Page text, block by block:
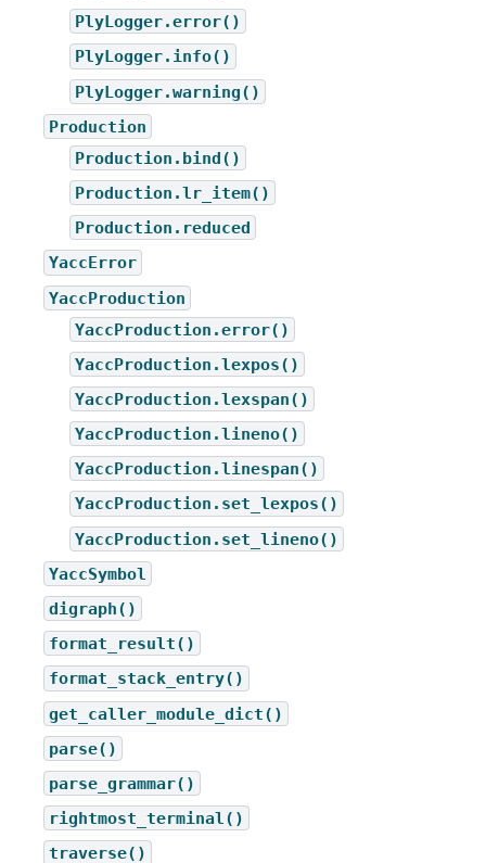
PlyLogger.error()
PlyLogger.info()
PlyLogger.warning()
Production
Production.bind()
Production.lr_item()
Production.reduced
YaccError
YaccProduction
YaccProduction.error()
YaccProduction.lexpos()
YaccProduction.lexspan()
YaccProduction.lineno()
YaccProduction.linespan()
YaccProduction.set_lexpos()
YaccProduction.set_lineno()
YaccSymbol
digraph()
format_result()
format_stack_entry()
get_caller_module_dict()
parse()
parse_grammar()
rightmost_terminal()
traverse()